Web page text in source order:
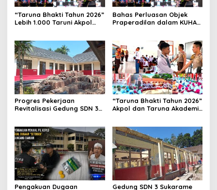
“Taruna Bhakti Tahun 2026”
Lebih 1.000 Taruni Akpol
Rakyat
Bahas Perluasan Objek
Praperadilan dalam KUHAP
Progres Pekerjaan
Revitalisasi Gedung SDN 3
“Taruna Bhakti Tahun 2026”
Akpol dan Taruna Akademi
Pengakuan Dugaan
Gedung SDN 3 Sukarame